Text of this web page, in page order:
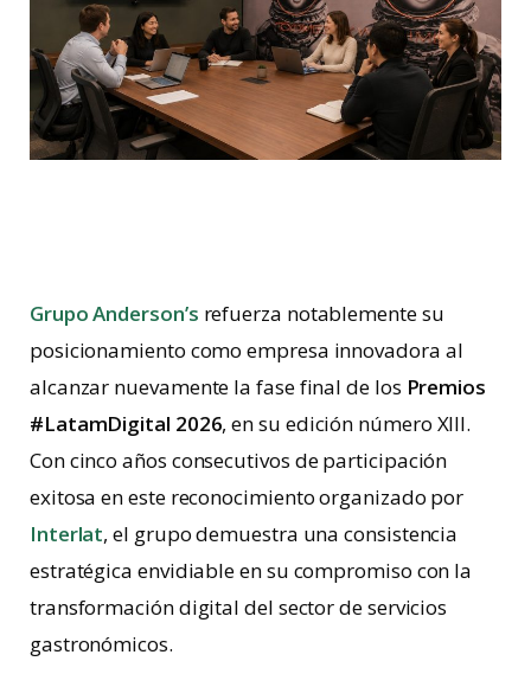
Grupo Anderson’s refuerza notablemente su
posicionamiento como empresa innovadora al
alcanzar nuevamente la fase final de los Premios
#LatamDigital 2026, en su edición número XIII.
Con cinco años consecutivos de participación
exitosa en este reconocimiento organizado por
Interlat, el grupo demuestra una consistencia
estratégica envidiable en su compromiso con la
transformación digital del sector de servicios
gastronómicos.